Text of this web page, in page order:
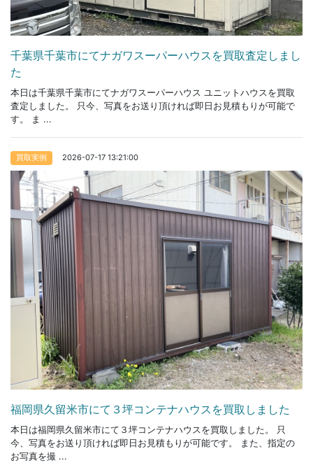
千葉県千葉市にてナガワスーパーハウスを買取査定しまし
た
本日は千葉県千葉市にてナガワスーパーハウス ユニットハウスを買取
査定しました。 只今、写真をお送り頂ければ即日お見積もりが可能で
す。 ま ...
買取実例 2026-07-17 13:21:00
福岡県久留米市にて３坪コンテナハウスを買取しました
本日は福岡県久留米市にて３坪コンテナハウスを買取しました。 只
今、写真をお送り頂ければ即日お見積もりが可能です。 また、指定の
お写真を撮 ...